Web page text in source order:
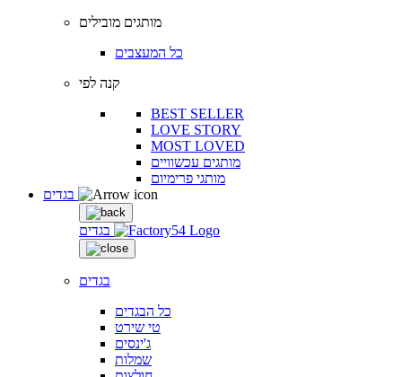
מותגים מובילים
כל המעצבים
קנה לפי
BEST SELLER
LOVE STORY
MOST LOVED
מותגים עכשוויים
מותגי פרימיום
בגדים
בגדים
כל הבגדים
טי שירט
ג'ינסים
שמלות